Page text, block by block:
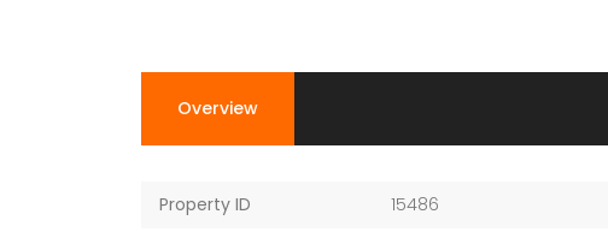
Overview
Property ID
15486